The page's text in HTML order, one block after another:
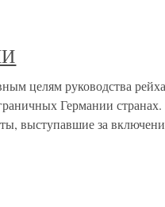
руководства рейха
Германии
выступавшие за